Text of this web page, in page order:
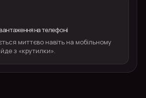
на телефоні
миттєво навіть на мобільному
з «крутилки».